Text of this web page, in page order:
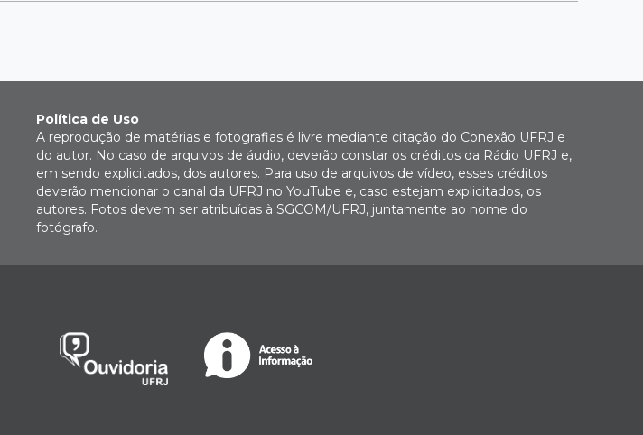
Política de Uso
A reprodução de matérias e fotografias é livre mediante citação do Conexão UFRJ e
do autor. No caso de arquivos de áudio, deverão constar os créditos da Rádio UFRJ e,
em sendo explicitados, dos autores. Para uso de arquivos de vídeo, esses créditos
deverão mencionar o canal da UFRJ no YouTube e, caso estejam explicitados, os
autores. Fotos devem ser atribuídas à SGCOM/UFRJ, juntamente ao nome do
fotógrafo.